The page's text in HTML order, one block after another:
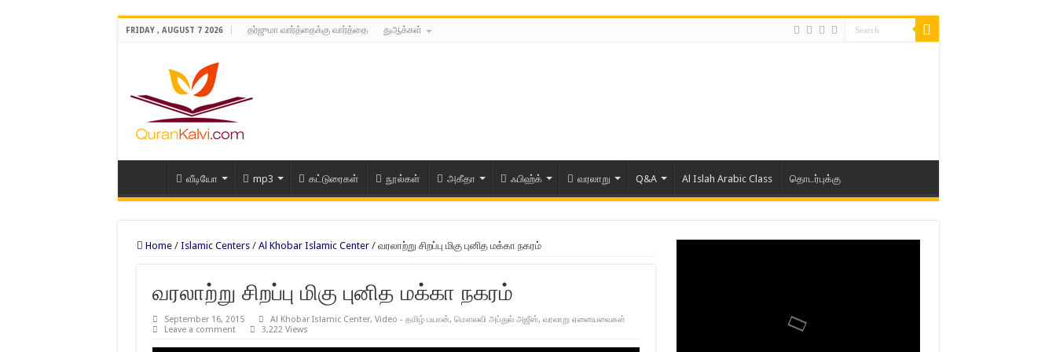
FRIDAY , AUGUST 7 2026 தர்ஜுமா வார்த்தைக்கு வார்த்தை துஆக்கள்
வீடியோ mp3 கட்டுரைகள் நூல்கள் அகீதா ஃபிஹ்க் வரலாறு Q&A Al Islah Arabic Class தொடர்புக்கு
Home / Islamic Centers / Al Khobar Islamic Center / வரலாற்று சிறப்பு மிகு புனித மக்கா நகரம்
வரலாற்று சிறப்பு மிகு புனித மக்கா நகரம்
September 16, 2015 Al Khobar Islamic Center, Video - தமிழ் பயான், மௌலவி அப்துல் அஜீஸ், வரலாறு ஏனையவைகள்
Leave a comment
3,222 Views